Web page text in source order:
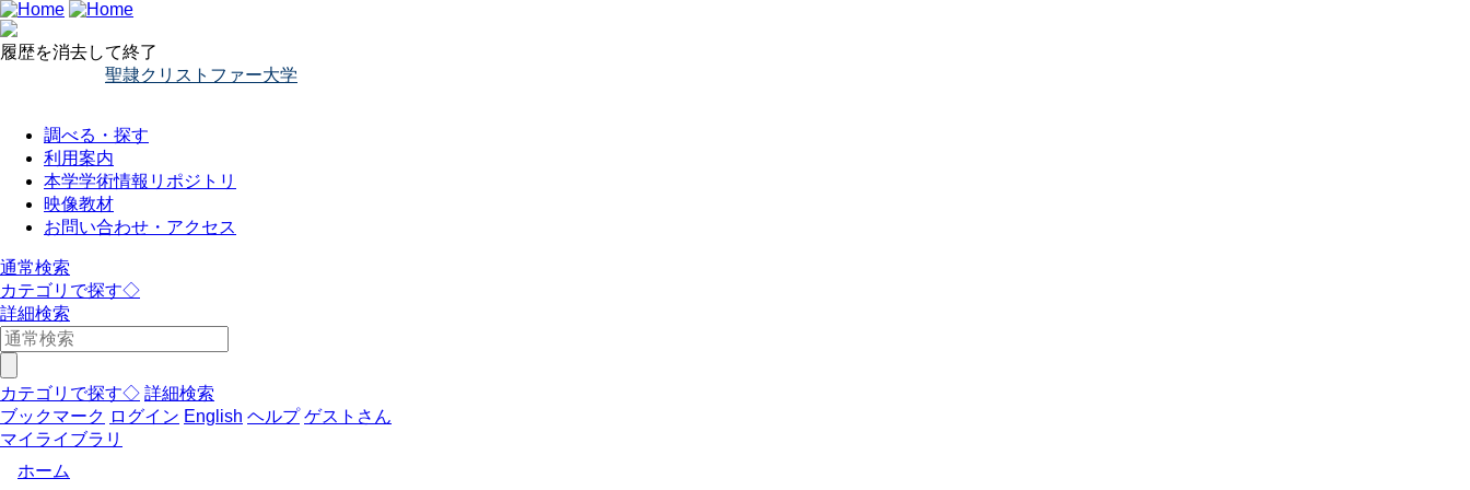
履歴を消去して終了
聖隷クリストファー大学
調べる・探す
利用案内
本学学術情報リポジトリ
映像教材
お問い合わせ・アクセス
通常検索
カテゴリで探す◇
詳細検索
カテゴリで探す◇ 詳細検索
ブックマーク ログイン English ヘルプ ゲストさん
マイライブラリ
ホーム